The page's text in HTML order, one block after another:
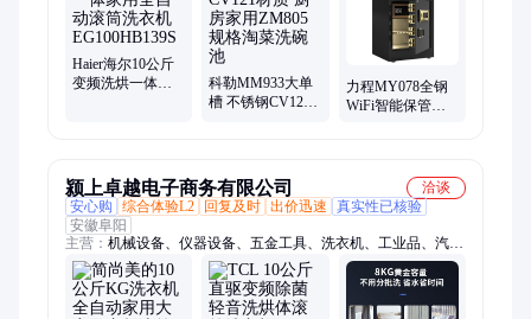
机、单筒望远镜
Haier海尔10公斤
变频洗烘一体家
科勒MM933大单
槽 不锈钢CV121
力程MY078全钢
WiFi智能保管柜
颍上卓越电子商务有限公司
洽谈
安心购
综合体验L2 回复及时 出价迅速
真实性已核验
安徽阜阳
主营： 机械设备、仪器设备、五金工具、洗衣机、工业品、汽油
发电机、手风琴、手机维修压屏机、深井泵、架子鼓、风力发电
机、真空干燥箱、气体灭火控制器、高压灭菌锅、电动抽油泵、
车载吊机、电动叉车、直流电源、和田玉、山水画、电子琴、小